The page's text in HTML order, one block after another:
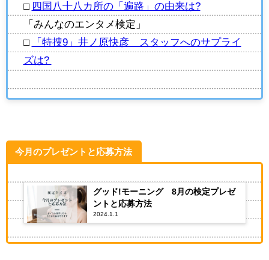
□ 四国八十八カ所の「遍路」の由来は?
「みんなのエンタメ検定」
□
「特捜9」井ノ原快彦 スタッフへのサプライ
ズは?
今月のプレゼントと応募方法
グッド!モーニング 8月の検定プレゼ
ントと応募方法
2024.1.1